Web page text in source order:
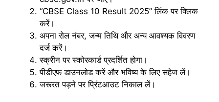
“CBSE Class 10 Result 2025” लिंक पर क्लिक
करें।
अपना रोल नंबर, जन्म तिथि और अन्य आवश्यक विवरण
दर्ज करें।
स्क्रीन पर स्कोरकार्ड प्रदर्शित होगा।
पीडीएफ डाउनलोड करें और भविष्य के लिए सहेज लें।
जरूरत पड़ने पर प्रिंटआउट निकाल लें।